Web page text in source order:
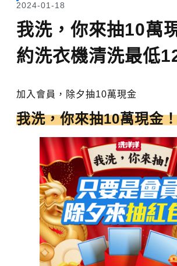
2024-01-18
我洗，你來抽10萬
約洗衣機清洗最低
加入會員，除夕抽10萬現金
我洗，你來抽10萬現金